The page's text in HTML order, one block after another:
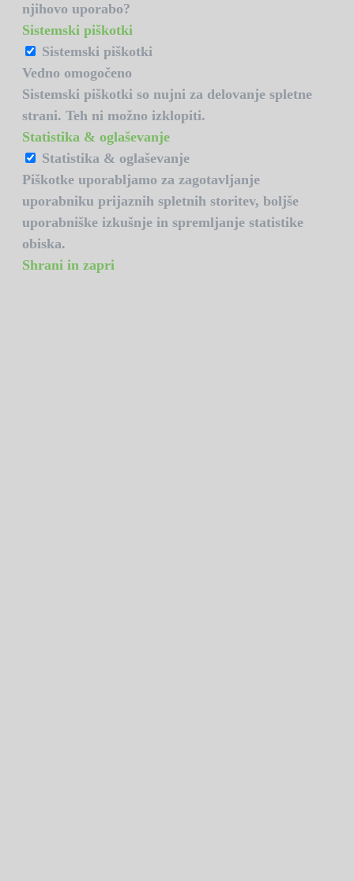
njihovo uporabo?
Sistemski piškotki
Sistemski piškotki
Vedno omogočeno
Sistemski piškotki so nujni za delovanje spletne
strani. Teh ni možno izklopiti.
Statistika & oglaševanje
Statistika & oglaševanje
Piškotke uporabljamo za zagotavljanje
uporabniku prijaznih spletnih storitev, boljše
uporabniške izkušnje in spremljanje statistike
obiska.
Shrani in zapri